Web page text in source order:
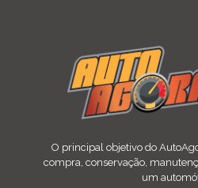
O principal objetivo do
compra, conservação,
um